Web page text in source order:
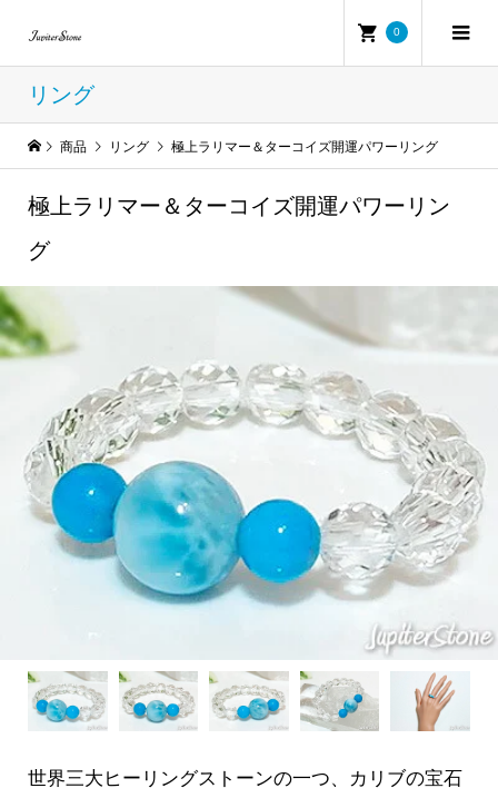
0
リング
商品 リング 極上ラリマー＆ターコイズ開運パワーリング
極上ラリマー＆ターコイズ開運パワーリン
グ
世界三大ヒーリングストーンの一つ、カリブの宝石